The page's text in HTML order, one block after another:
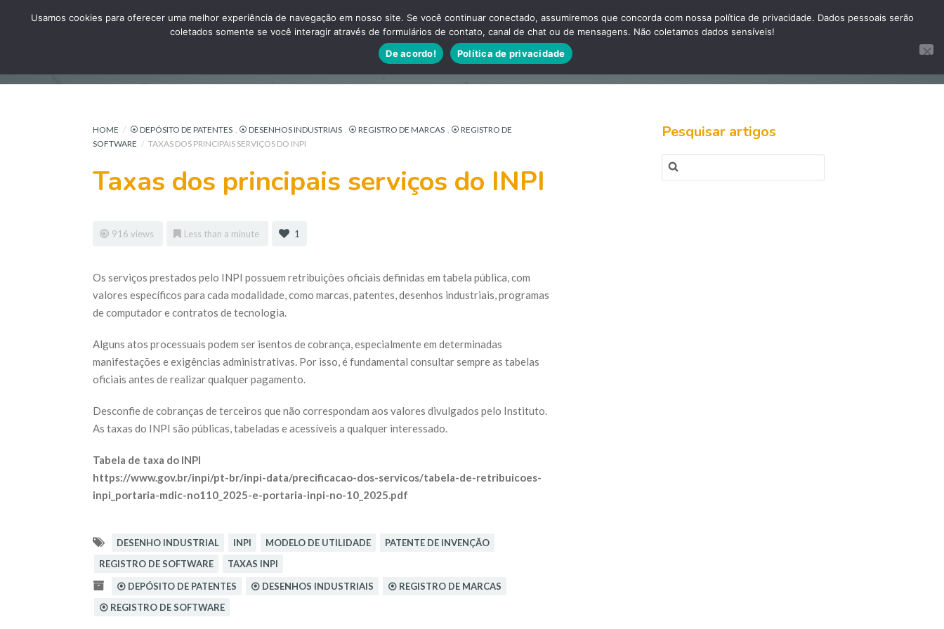
Artigos
HOME / ⦿ DEPÓSITO DE PATENTES , ⦿ DESENHOS INDUSTRIAIS , ⦿ REGISTRO DE MARCAS , ⦿ REGISTRO DE
SOFTWARE / TAXAS DOS PRINCIPAIS SERVIÇOS DO INPI
Taxas dos principais serviços do INPI
916 views Less than a minute 1
Os serviços prestados pelo INPI possuem retribuições oficiais definidas em tabela pública, com
valores específicos para cada modalidade, como marcas, patentes, desenhos industriais, programas
de computador e contratos de tecnologia.
Alguns atos processuais podem ser isentos de cobrança, especialmente em determinadas
manifestações e exigências administrativas. Por isso, é fundamental consultar sempre as tabelas
oficiais antes de realizar qualquer pagamento.
Desconfie de cobranças de terceiros que não correspondam aos valores divulgados pelo Instituto.
As taxas do INPI são públicas, tabeladas e acessíveis a qualquer interessado.
Tabela de taxa do INPI
https://www.gov.br/inpi/pt-br/inpi-data/precificacao-dos-servicos/tabela-de-retribuicoes-
inpi_portaria-mdic-no110_2025-e-portaria-inpi-no-10_2025.pdf
DESENHO INDUSTRIAL INPI MODELO DE UTILIDADE
PATENTE DE INVENÇÃO
REGISTRO DE SOFTWARE
TAXAS INPI
⦿ DEPÓSITO DE PATENTES
⦿ DESENHOS INDUSTRIAIS
⦿ REGISTRO DE MARCAS
⦿ REGISTRO DE SOFTWARE
Pesquisar artigos
Pesquisar
por:
Usamos cookies para oferecer uma melhor experiência de navegação em nosso site. Se você continuar conectado, assumiremos que concorda com nossa política de privacidade. Dados pessoais serão
coletados somente se você interagir através de formulários de contato, canal de chat ou de mensagens. Não coletamos dados sensíveis!
De acordo!
Política de privacidade